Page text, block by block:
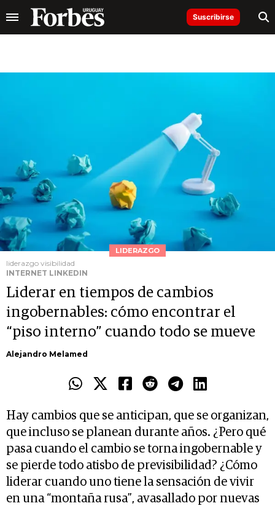
Suscribirse
LIDERAZGO
liderazgo visibilidad
INTERNET LINKEDIN
Liderar en tiempos de cambios
ingobernables: cómo encontrar el
“piso interno” cuando todo se mueve
Alejandro Melamed
Hay cambios que se anticipan, que se organizan,
que incluso se planean durante años. ¿Pero qué
pasa cuando el cambio se torna ingobernable y
se pierde todo atisbo de previsibilidad? ¿Cómo
liderar cuando uno tiene la sensación de vivir
en una “montaña rusa”, avasallado por nuevas